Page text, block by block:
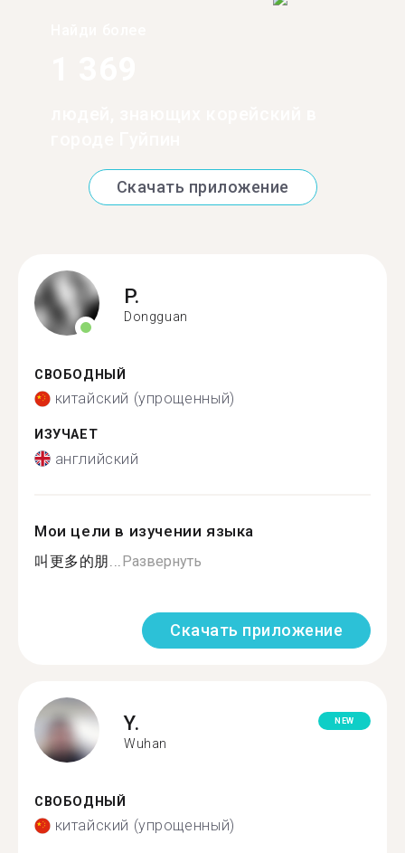
Скачать приложение
P.
Dongguan
СВОБОДНЫЙ
китайский (упрощенный)
ИЗУЧАЕТ
английский
Мои цели в изучении языка
叫更多的朋... Развернуть
Скачать приложение
Y.
Wuhan
NEW
СВОБОДНЫЙ
китайский (упрощенный)